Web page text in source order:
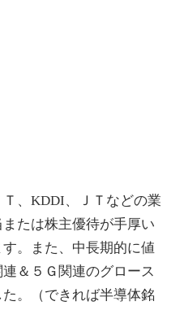
、KDDI、ＪＴなどの業
たは株主優待が手厚い
。また、中長期的に値
＆５Ｇ関連のグロース
。（できれば半導体銘